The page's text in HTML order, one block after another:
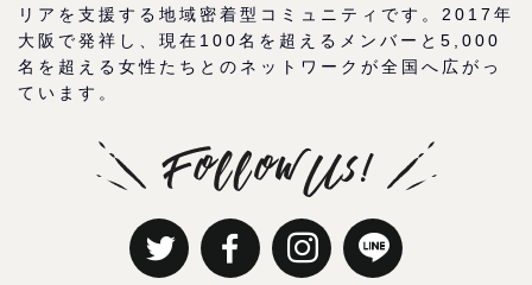
リアを支援する地域密着型コミュニティです。2017年
大阪で発祥し、現在100名を超えるメンバーと5,000
名を超える女性たちとのネットワークが全国へ広がっ
ています。